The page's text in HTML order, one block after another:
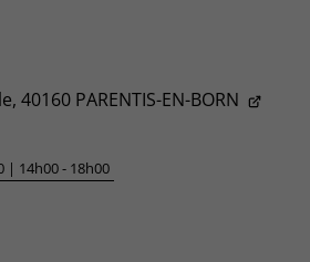
40160 PARENTIS-EN-BORN
| 14h00 - 18h00